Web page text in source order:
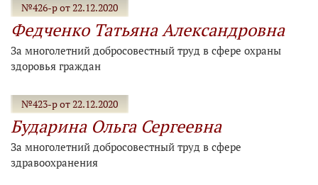
№426-р от 22.12.2020
Федченко Татьяна Александровна
За многолетний добросовестный труд в сфере охраны
здоровья граждан
№423-р от 22.12.2020
Бударина Ольга Сергеевна
За многолетний добросовестный труд в сфере
здравоохранения